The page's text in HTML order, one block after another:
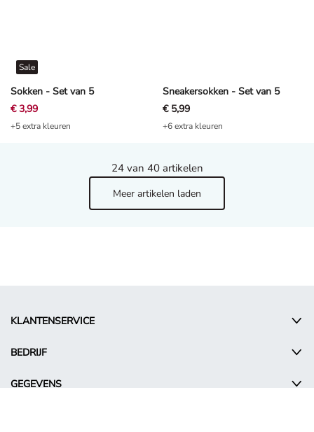
Sokken - Set van 5
Sale
€ 3,99
+5 extra kleuren
Sneakersokken - Set van 5
€ 5,99
+6 extra kleuren
24van 40 artikelen
Meer artikelen laden
KLANTENSERVICE
BEDRIJF
GEGEVENS